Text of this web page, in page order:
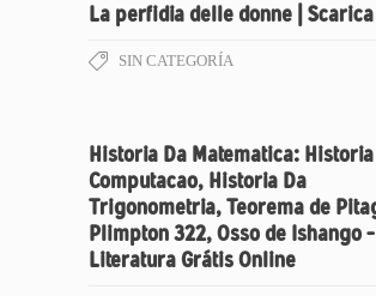
La perfidia delle donne |
SIN CATEGORÍA
Historia Da Matematica:
Computacao, Historia Da
Trigonometria, Teorema de
Plimpton 322, Osso de Ishango –
Literatura Grátis Online